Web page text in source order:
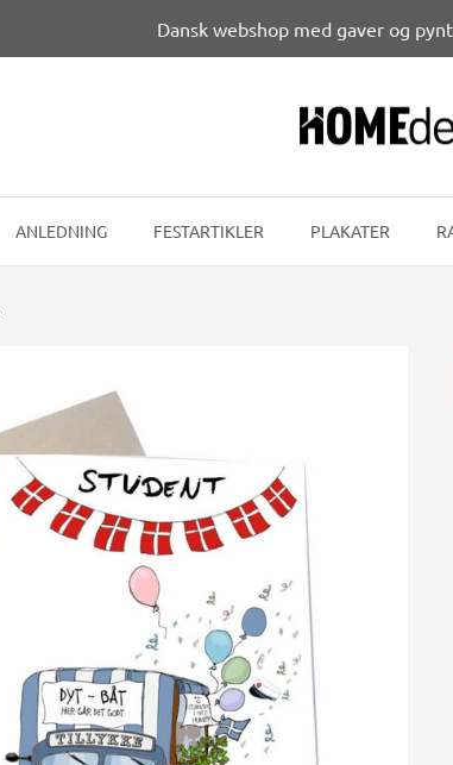
Dansk webshop med gaver og
ANLEDNING FESTARTIKLER PLAKATER